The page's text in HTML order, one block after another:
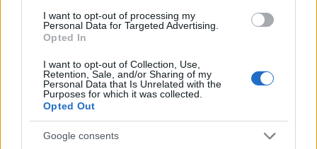
I want to opt-out of processing my
Personal Data for Targeted Advertising.
Opted In
I want to opt-out of Collection, Use,
Retention, Sale, and/or Sharing of my
Personal Data that Is Unrelated with the
Purposes for which it was collected.
Opted Out
Google consents
odstranjeni. Pravila komentiranja →
Failed to fetch